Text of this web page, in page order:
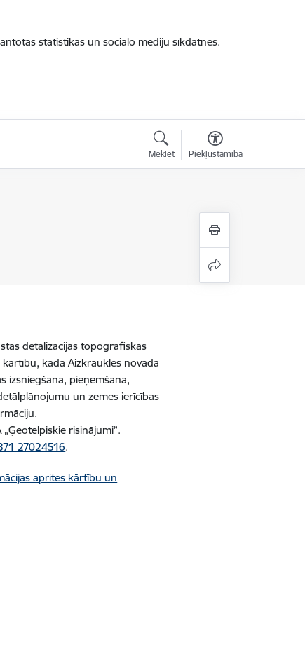
statistikas un sociālo mediju sīkdatnes.
Meklēt Piekļūstamība
detalizācijas topogrāfiskās
kādā Aizkraukles novada
izsniegšana, pieņemšana,
un zemes ierīcības
risinājumi”.
27024516.
aprites kārtību un